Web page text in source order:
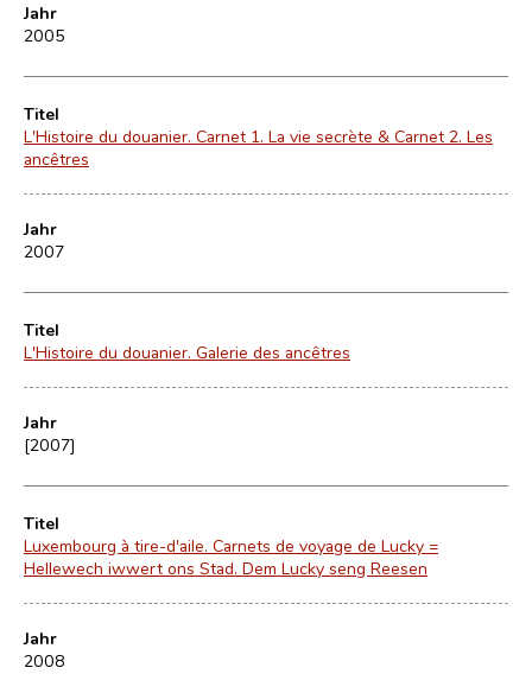
Jahr
2005
Titel
L'Histoire du douanier. Carnet 1. La vie secrète & Carnet 2. Les
ancêtres
Jahr
2007
Titel
L'Histoire du douanier. Galerie des ancêtres
Jahr
[2007]
Titel
Luxembourg à tire-d'aile. Carnets de voyage de Lucky =
Hellewech iwwert ons Stad. Dem Lucky seng Reesen
Jahr
2008